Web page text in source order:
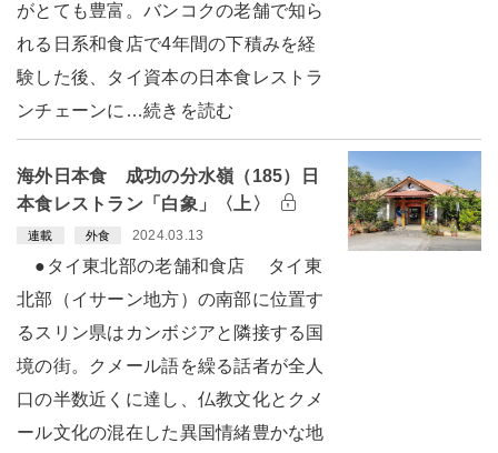
がとても豊富。バンコクの老舗で知ら
れる日系和食店で4年間の下積みを経
験した後、タイ資本の日本食レストラ
ンチェーンに…続きを読む
海外日本食 成功の分水嶺（185）日
本食レストラン「白象」〈上〉
連載 外食 2024.03.13
●タイ東北部の老舗和食店 タイ東
北部（イサーン地方）の南部に位置す
るスリン県はカンボジアと隣接する国
境の街。クメール語を繰る話者が全人
口の半数近くに達し、仏教文化とクメ
ール文化の混在した異国情緒豊かな地